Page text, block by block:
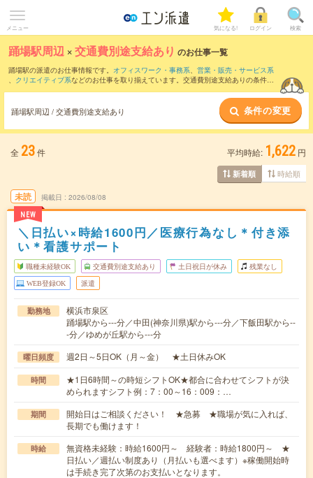
メニュー 気になる! ログイン 検索
踊場駅周辺 ×交通費別途支給あり のお仕事一覧
踊場駅の派遣のお仕事情報です。 オフィスワーク・事務系、 営業・販売・サービス系
、 クリエイティブ系などのお仕事を取り揃えています。交通費別途支給ありの条件の
踊場駅周辺 / 交通費別途支給あり 条件の変更
全 23件 平均時給: 1,622 円
新着順 時給順
未読
NEW
掲載日 2026/08/08
＼日払い×時給1600円／医療行為なし＊付き添
い＊看護サポート
職種未経験OK 交通費別途支給あり 土日祝日が休み 残業なし
WEB登録OK 派遣
勤務地
横浜市泉区
踊場駅から---分／中田(神奈川県)駅から---分／下飯田駅から--
-分／ゆめが丘駅から---分
曜日頻度 週2日～5日OK（月～金） ★土日休みOK
時間
★1日6時間～の時短シフトOK★都合に合わせてシフトが決
められますシフト例：7：00～16：009：…
期間
開始日はご相談ください！ ★急募 ★職場が気に入れば、
長期でも働けます！
時給
無資格未経験：時給1600円～ 経験者：時給1800円～ ★
日払い／週払い制度あり（月払いも選べます）※稼働開始時
は手続き完了次第のお支払いとなります。